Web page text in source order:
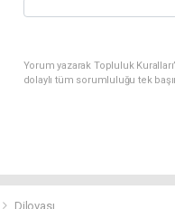
Yorum yazarak Topluluk
dolaylı tüm sorumluluğu tek
Dilovası